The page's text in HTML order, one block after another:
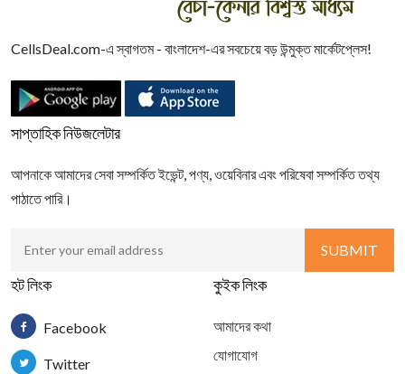
CellsDeal.com-এ স্বাগতম - বাংলাদেশ-এর সবচেয়ে বড় উন্মুক্ত মার্কেটপ্লেস!
সাপ্তাহিক নিউজলেটার
আপনাকে আমাদের সেবা সম্পর্কিত ইভেন্ট, পণ্য, ওয়েবিনার এবং পরিষেবা সম্পর্কিত তথ্য
পাঠাতে পারি।
হট লিংক
Facebook
Twitter
কুইক লিংক
আমাদের কথা
যোগাযোগ